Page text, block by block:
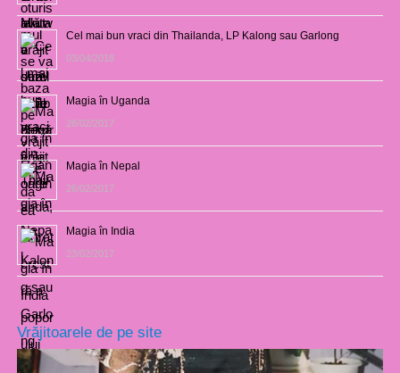
Cel mai bun vraci din Thailanda, LP Kalong sau Garlong
03/04/2018
Magia în Uganda
28/02/2017
Magia în Nepal
26/02/2017
Magia în India
23/02/2017
Vrăjitoarele de pe site